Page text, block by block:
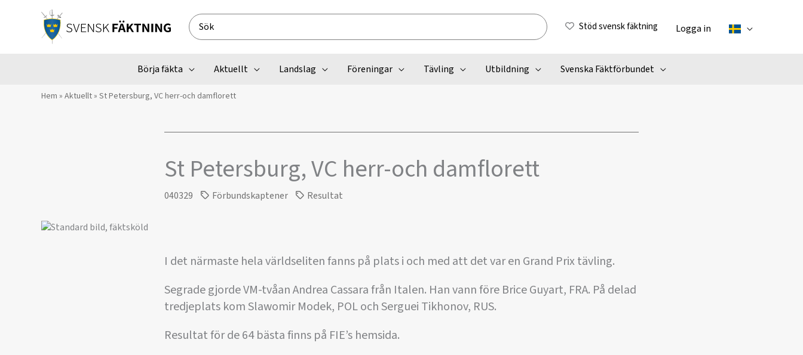
Search
for:
Stöd svensk fäktning Logga in
Börja fäkta Aktuellt Landslag Föreningar Tävling Utbildning Svenska Fäktförbundet
Hem » Aktuellt» St Petersburg, VC herr-och damflorett
St Petersburg, VC herr-och damflorett
040329 Förbundskaptener Resultat
I det närmaste hela världseliten fanns på plats i och med att det var en Grand Prix tävling.
Segrade gjorde VM-tvåan Andrea Cassara från Italen. Han vann före Brice Guyart, FRA. På delad
tredjeplats kom Slawomir Modek, POL och Serguei Tikhonov, RUS.
Resultat för de 64 bästa finns på FIE’s hemsida.